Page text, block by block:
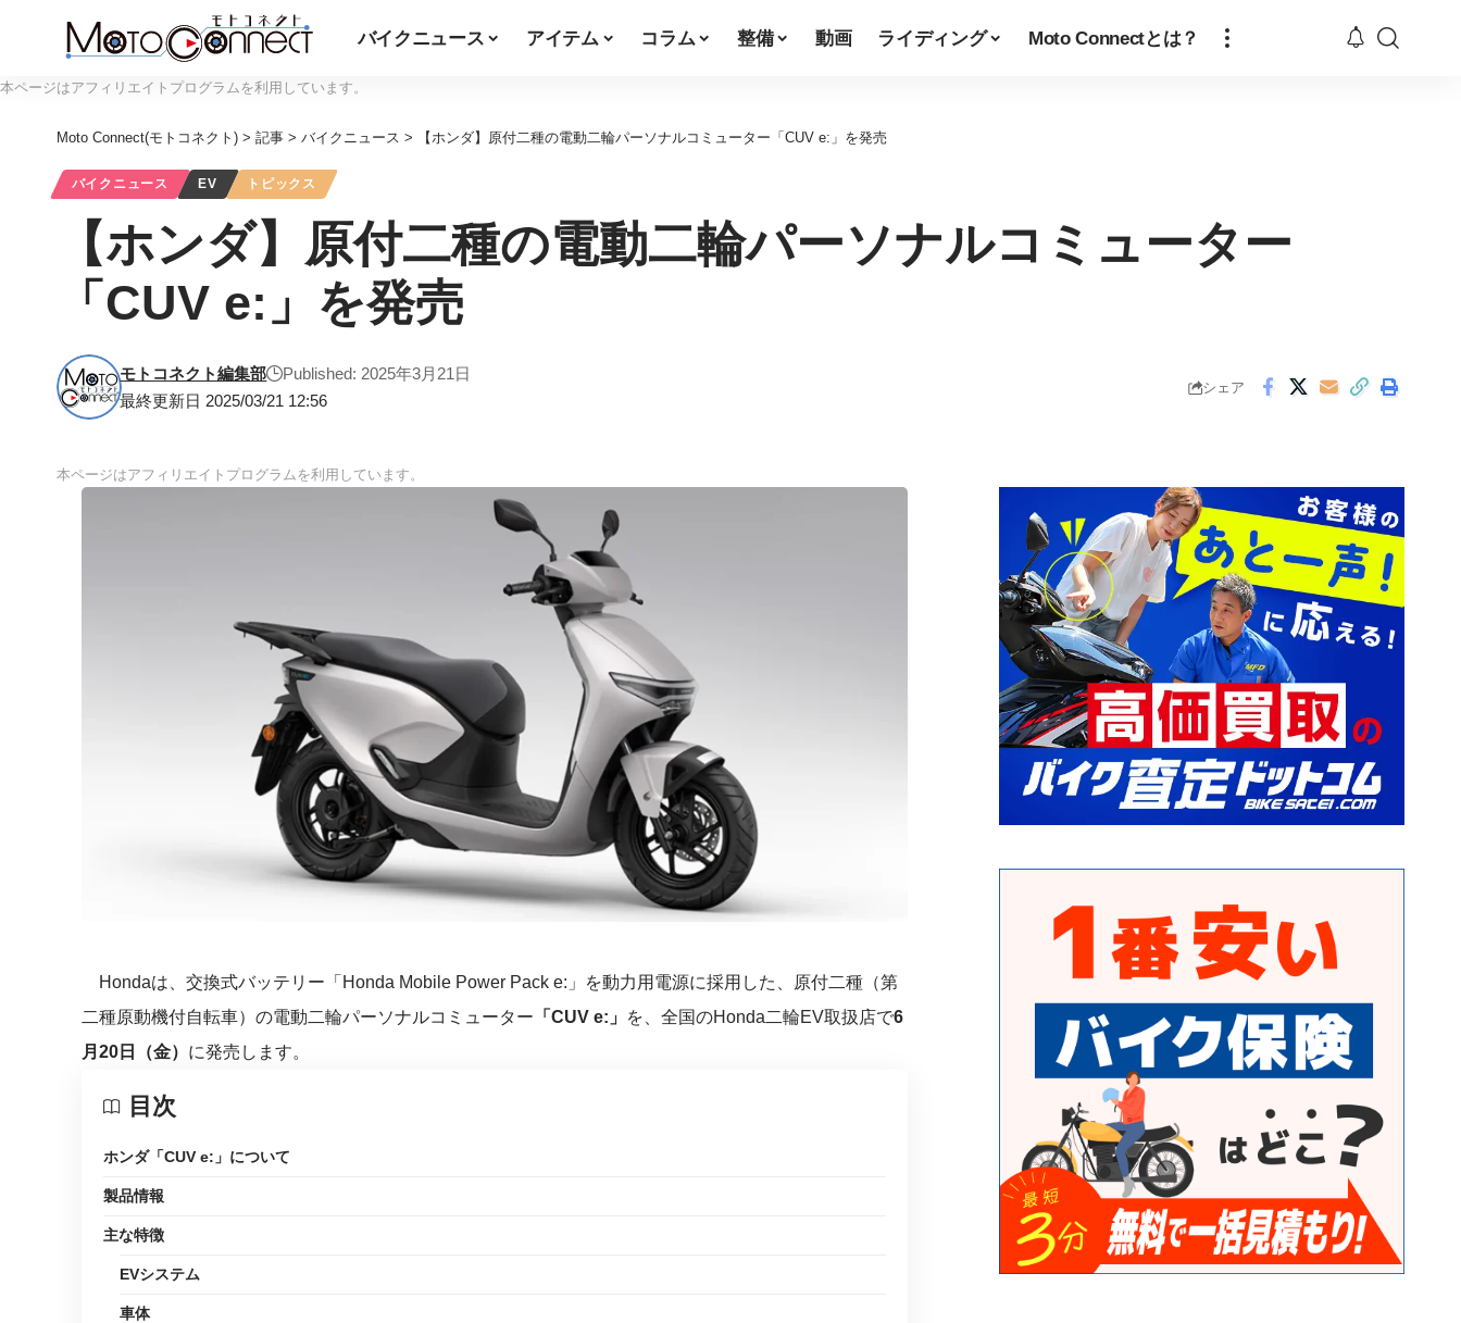
バイクニュース アイテム コラム 整備 動画 ライディング Moto Connectとは？
本ページはアフィリエイトプログラムを利用しています。
Moto Connect(モトコネクト) > 記事 > バイクニュース > 【ホンダ】原付二種の電動二輪パーソナルコミューター「CUV e:」を発売
バイクニュース EV トピックス
【ホンダ】原付二種の電動二輪パーソナルコミューター
「CUV e:」を発売
最終更新日 2025/03/21 12:56
モトコネクト編集部 Published: 2025年3月21日
シェア
本ページはアフィリエイトプログラムを利用しています。
Hondaは、交換式バッテリー「Honda Mobile Power Pack e:」を動力用電源に採用した、原付二種（第
二種原動機付自転車）の電動二輪パーソナルコミューター 「CUV e:」 を、全国のHonda二輪EV取扱店で6
月20日（金） に発売します。
目次
ホンダ「CUV e:」について
製品情報
主な特徴
EVシステム
車体